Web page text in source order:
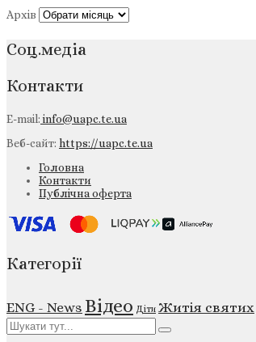
Архів
Соц.медіа
Контакти
E-mail:info@uapc.te.ua
Веб-сайт: https://uapc.te.ua
Головна
Контакти
Публічна оферта
Категорії
ENG - News Відео Діти Житія святих